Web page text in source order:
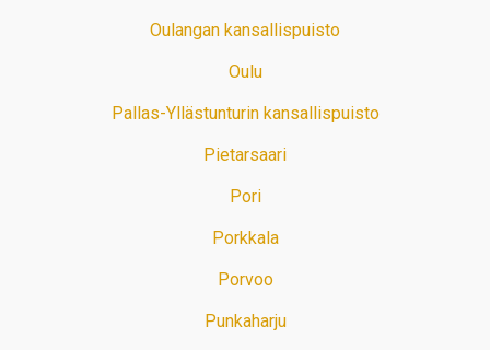
Oulangan kansallispuisto
Oulu
Pallas-Yllästunturin kansallispuisto
Pietarsaari
Pori
Porkkala
Porvoo
Punkaharju